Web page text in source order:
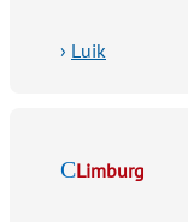
› Luik
Limburg